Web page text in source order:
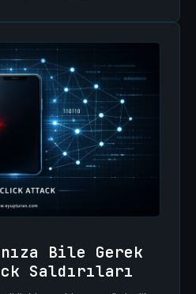
Bile Gerek
Saldırıları